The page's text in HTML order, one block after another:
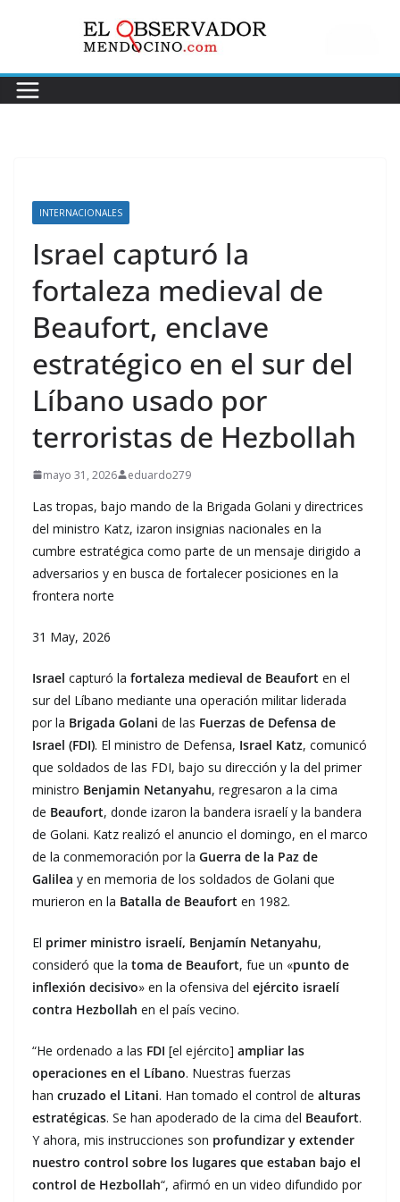
INTERNACIONALES
Israel capturó la
fortaleza medieval de
Beaufort, enclave
estratégico en el sur del
Líbano usado por
terroristas de Hezbollah
mayo 31, 2026 eduardo279
Las tropas, bajo mando de la Brigada Golani y directrices
del ministro Katz, izaron insignias nacionales en la
cumbre estratégica como parte de un mensaje dirigido a
adversarios y en busca de fortalecer posiciones en la
frontera norte
31 May, 2026
Israel capturó la fortaleza medieval de Beaufort en el
sur del Líbano mediante una operación militar liderada
por la Brigada Golani de las Fuerzas de Defensa de
Israel (FDI). El ministro de Defensa, Israel Katz, comunicó
que soldados de las FDI, bajo su dirección y la del primer
ministro Benjamin Netanyahu, regresaron a la cima
de Beaufort, donde izaron la bandera israelí y la bandera
de Golani. Katz realizó el anuncio el domingo, en el marco
de la conmemoración por la Guerra de la Paz de
Galilea y en memoria de los soldados de Golani que
murieron en la Batalla de Beaufort en 1982.
El primer ministro israelí, Benjamín Netanyahu,
consideró que la toma de Beaufort, fue un «punto de
inflexión decisivo» en la ofensiva del ejército israelí
contra Hezbollah en el país vecino.
“He ordenado a las FDI [el ejército] ampliar las
operaciones en el Líbano. Nuestras fuerzas
han cruzado el Litani. Han tomado el control de alturas
estratégicas. Se han apoderado de la cima del Beaufort.
Y ahora, mis instrucciones son profundizar y extender
nuestro control sobre los lugares que estaban bajo el
control de Hezbollah“, afirmó en un video difundido por